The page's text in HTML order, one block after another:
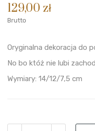
129,00 zł
Brutto
Oryginalna dekoracja do
No bo któż nie lubi
Wymiary: 14/12/7,5 cm